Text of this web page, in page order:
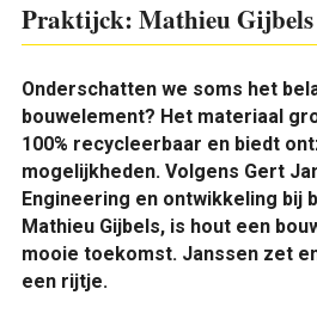
Praktijck: Mathieu Gijbels
Onderschatten we soms het
bouwelement? Het materiaal
100% recycleerbaar en biedt
mogelijkheden. Volgens Gert
Engineering en ontwikkeling bij
Mathieu Gijbels, is hout een
mooie toekomst. Janssen zet
een rijtje.